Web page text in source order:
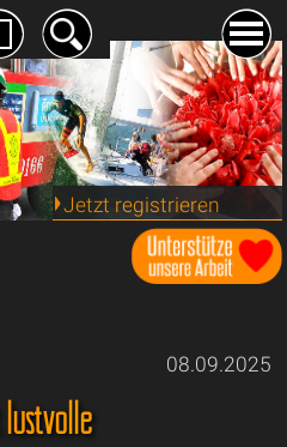
Jetzt registrieren
08.09.2025